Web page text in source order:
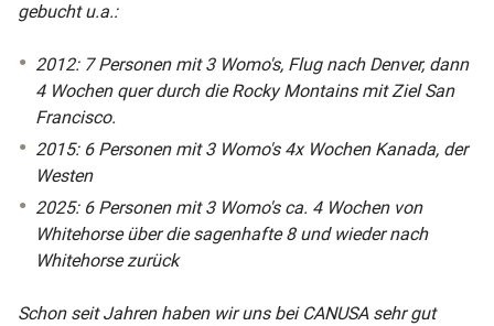
gebucht u.a.:
2012: 7 Personen mit 3 Womo's, Flug nach Denver, dann
4 Wochen quer durch die Rocky Montains mit Ziel San
Francisco.
2015: 6 Personen mit 3 Womo's 4x Wochen Kanada, der
Westen
2025: 6 Personen mit 3 Womo's ca. 4 Wochen von
Whitehorse über die sagenhafte 8 und wieder nach
Whitehorse zurück
Schon seit Jahren haben wir uns bei CANUSA sehr gut